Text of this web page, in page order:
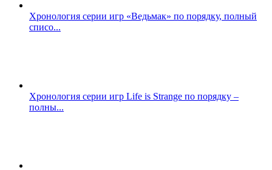
Хронология серии игр «Ведьмак» по порядку, полный
списо...
Хронология серии игр Life is Strange по порядку –
полны...